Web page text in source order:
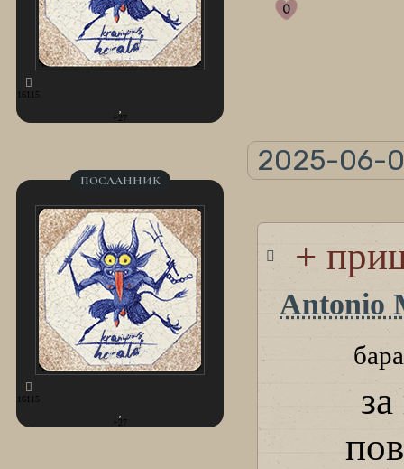
16115
+27
0
2025-06-
ПОСЛАННИК
16115
+27
+
Antonio